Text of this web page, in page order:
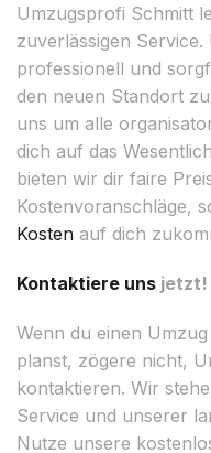
Umzugsprofi Schmitt
zuverlässigen
professionell und
den neuen Standort
uns um alle
dich auf das
bieten wir dir faire
Kostenvoranschläge,
Kosten auf dich
Kontaktiere uns jetzt!
Wenn du einen
planst, zögere nicht,
kontaktieren. Wir
Service und unserer
Nutze unsere